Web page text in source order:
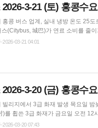
3-21 (토) 홍콩수
내 냉방 온도 25도로 상향 조정 글로벌 유가 상승에 대응하여 홍콩의 두 주요
(Citybus, 城巴)가 연료 소비를 줄이기
로 인해 에너지 비용이 계속 상승하며 운송
2026-03-21 04:01
3-20 (금) 홍콩수
밤늦게 츈완(Tsuen Wan) 레이묵슈(Lei Muk Shue, 梨木樹)의 로와이 빌리지(Lo Wai
)를 휩쓴 3급 화재가 금요일 오전 12
. 소방 당국은 인근 주택과 매우 인
2026-03-20 07:43